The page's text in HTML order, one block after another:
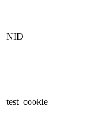
NID
test_cookie